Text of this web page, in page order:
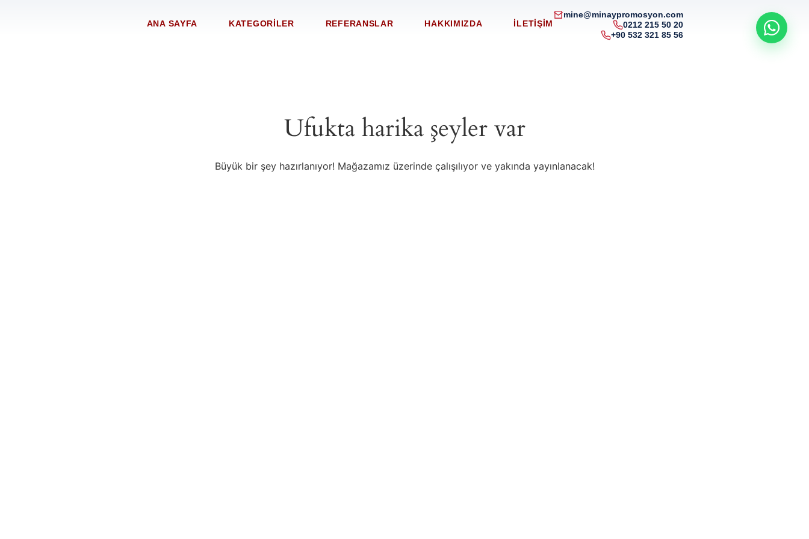
ANA SAYFA KATEGORILER REFERANSLAR HAKKIMIZDA İLETIŞIM
mine@minaypromosyon.com
0212 215 50 20
+90 532 321 85 56
Ufukta harika şeyler var
Büyük bir şey hazırlanıyor! Mağazamız üzerinde çalışılıyor ve yakında yayınlanacak!